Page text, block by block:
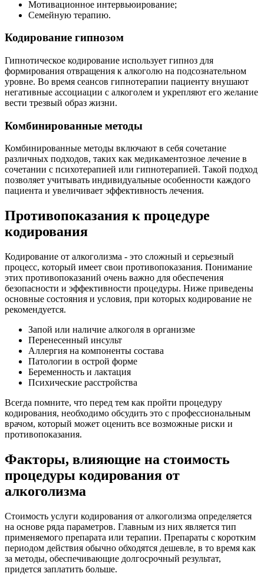
Мотивационное интервьюирование;
Семейную терапию.
Кодирование гипнозом
Гипнотическое кодирование использует гипноз для
формирования отвращения к алкоголю на подсознательном
уровне. Во время сеансов гипнотерапии пациенту внушают
негативные ассоциации с алкоголем и укрепляют его желание
вести трезвый образ жизни.
Комбинированные методы
Комбинированные методы включают в себя сочетание
различных подходов, таких как медикаментозное лечение в
сочетании с психотерапией или гипнотерапией. Такой подход
позволяет учитывать индивидуальные особенности каждого
пациента и увеличивает эффективность лечения.
Противопоказания к процедуре
кодирования
Кодирование от алкоголизма - это сложный и серьезный
процесс, который имеет свои противопоказания. Понимание
этих противопоказаний очень важно для обеспечения
безопасности и эффективности процедуры. Ниже приведены
основные состояния и условия, при которых кодирование не
рекомендуется.
Запой или наличие алкоголя в организме
Перенесенный инсульт
Аллергия на компоненты состава
Патологии в острой форме
Беременность и лактация
Психические расстройства
Всегда помните, что перед тем как пройти процедуру
кодирования, необходимо обсудить это с профессиональным
врачом, который может оценить все возможные риски и
противопоказания.
Факторы, влияющие на стоимость
процедуры кодирования от
алкоголизма
Стоимость услуги кодирования от алкоголизма определяется
на основе ряда параметров. Главным из них является тип
применяемого препарата или терапии. Препараты с коротким
периодом действия обычно обходятся дешевле, в то время как
за методы, обеспечивающие долгосрочный результат,
придется заплатить больше.